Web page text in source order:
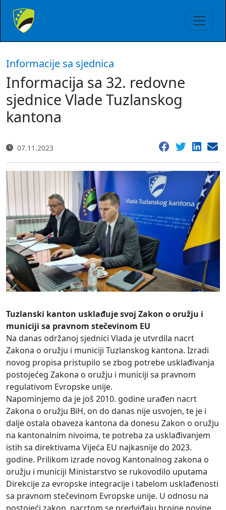
Informacije sa sjednica
Informacija sa 32. redovne
sjednice Vlade Tuzlanskog
kantona
07.11.2023
Tuzlanski kanton usklađuje svoj Zakon o oružju i
municiji sa pravnom stečevinom EU
Na danas održanoj sjednici Vlada je utvrdila nacrt
Zakona o oružju i municiji Tuzlanskog kantona. Izradi
novog propisa pristupilo se zbog potrebe usklađivanja
postojećeg Zakona o oružju i municiji sa pravnom
regulativom Evropske unije.
Napominjemo da je još 2010. godine urađen nacrt
Zakona o oružju BiH, on do danas nije usvojen, te je i
dalje ostala obaveza kantona da donesu Zakon o oružju
na kantonalnim nivoima, te potreba za usklađivanjem
istih sa direktivama Vijeća EU najkasnije do 2023.
godine. Prilikom izrade novog Kantonalnog zakona o
oružju i municiji Ministarstvo se rukovodilo uputama
Direkcije za evropske integracije i tabelom usklađenosti
sa pravnom stečevinom Evropske unije. U odnosu na